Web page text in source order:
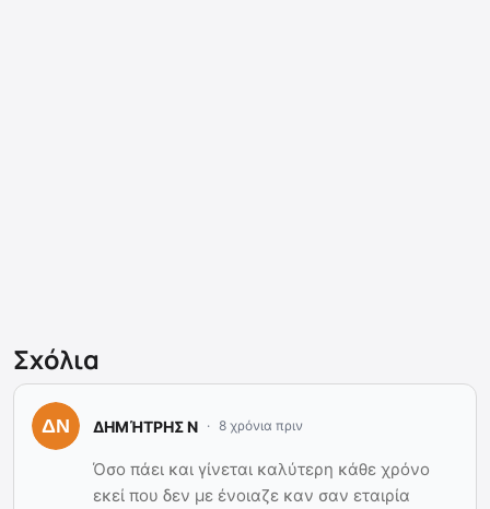
Σχόλια
ΔΗΜΉΤΡΗΣ Ν 8 χρόνια πριν
Όσο πάει και γίνεται καλύτερη κάθε χρόνο
εκεί που δεν με ένοιαζε καν σαν εταιρία